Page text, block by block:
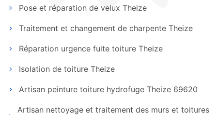
Pose et réparation de velux Theize
Traitement et changement de charpente Theize
Réparation urgence fuite toiture Theize
Isolation de toiture Theize
Artisan peinture toiture hydrofuge Theize 69620
Artisan nettoyage et traitement des murs et toitures